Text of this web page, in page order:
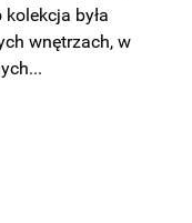
była
wnętrzach, w